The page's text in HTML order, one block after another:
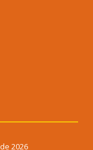
2026